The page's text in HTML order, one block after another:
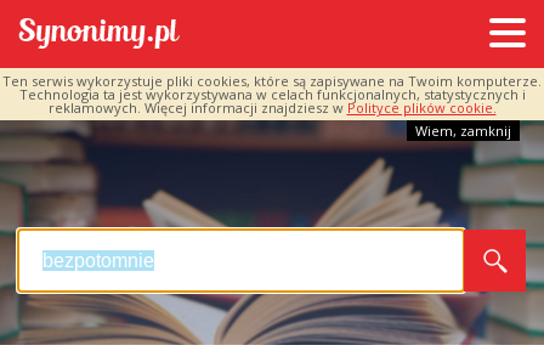
Ten serwis wykorzystuje pliki cookies, które są zapisywane na Twoim komputerze.
Technologia ta jest wykorzystywana w celach funkcjonalnych, statystycznych i
reklamowych. Więcej informacji znajdziesz w Polityce plików cookie.
Wiem, zamknij